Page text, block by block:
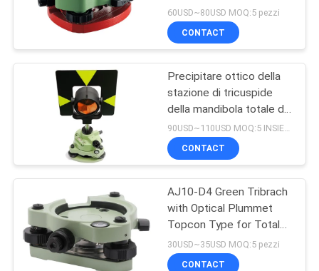
CONTATTICI
RICHIEDA
CITAZIONE
MAPPA
DEL
SITO
PRIVACY
totale rossa del teodolite
nella stazione totale
60USD~80USD MOQ:5 pezzi
CONTACT
Precipitare ottico della
stazione di tricuspide
della mandibola totale del
prisma tre
90USD~110USD MOQ:5 INSIEMI
CONTACT
AJ10-D4 Green Tribrach
with Optical Plummet
Topcon Type for Total
Station Prism GNSS
30USD~35USD MOQ:5 pezzi
CONTACT